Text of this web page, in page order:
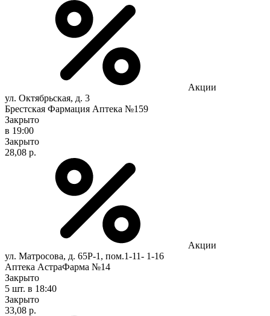
Акции
ул. Октябрьская, д. 3
Брестская Фармация Аптека №159
Закрыто
в 19:00
Закрыто
28,08 р.
Акции
ул. Матросова, д. 65Р-1, пом.1-11- 1-16
Аптека АстраФарма №14
Закрыто
5 шт. в 18:40
Закрыто
33,08 р.